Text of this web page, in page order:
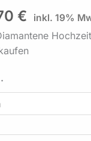
€ inkl. 19%